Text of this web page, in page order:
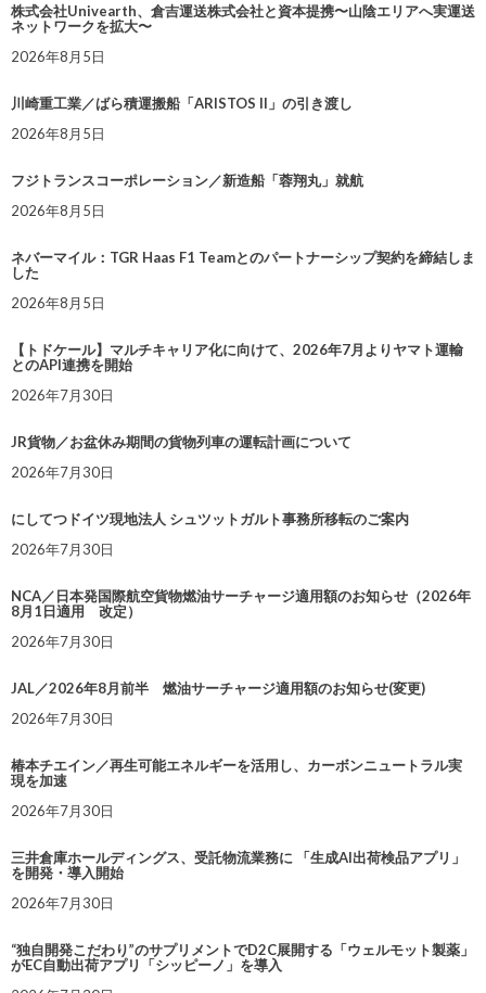
株式会社Univearth、倉吉運送株式会社と資本提携〜山陰エリアへ実運送
ネットワークを拡大〜
2026年8月5日
川崎重工業／ばら積運搬船「ARISTOS II」の引き渡し
2026年8月5日
フジトランスコーポレーション／新造船「蓉翔丸」就航
2026年8月5日
ネバーマイル：TGR Haas F1 Teamとのパートナーシップ契約を締結しま
した
2026年8月5日
【トドケール】マルチキャリア化に向けて、2026年7月よりヤマト運輸
とのAPI連携を開始
2026年7月30日
JR貨物／お盆休み期間の貨物列車の運転計画について
2026年7月30日
にしてつドイツ現地法人 シュツットガルト事務所移転のご案内
2026年7月30日
NCA／日本発国際航空貨物燃油サーチャージ適用額のお知らせ（2026年
8月1日適用 改定）
2026年7月30日
JAL／2026年8月前半 燃油サーチャージ適用額のお知らせ(変更)
2026年7月30日
椿本チエイン／再生可能エネルギーを活用し、カーボンニュートラル実
現を加速
2026年7月30日
三井倉庫ホールディングス、受託物流業務に 「生成AI出荷検品アプリ」
を開発・導入開始
2026年7月30日
“独自開発こだわり”のサプリメントでD2C展開する「ウェルモット製薬」
がEC自動出荷アプリ「シッピーノ」を導入